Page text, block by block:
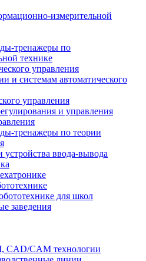
измерительной
тренажеры по
технике
управления
и системам автоматического
управления
и управления
тренажеры по теории
ввода-вывода
для школ
заведения
CAD/CAM технологии